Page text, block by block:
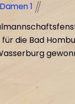
Damen 1
die Bad